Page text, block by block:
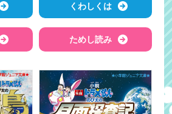
くわしくは
ためし読み